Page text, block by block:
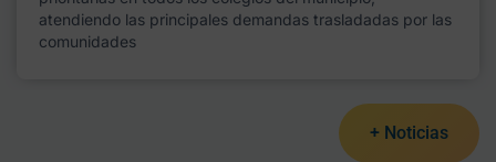
atendiendo las principales demandas trasladadas por las
comunidades
+ Noticias